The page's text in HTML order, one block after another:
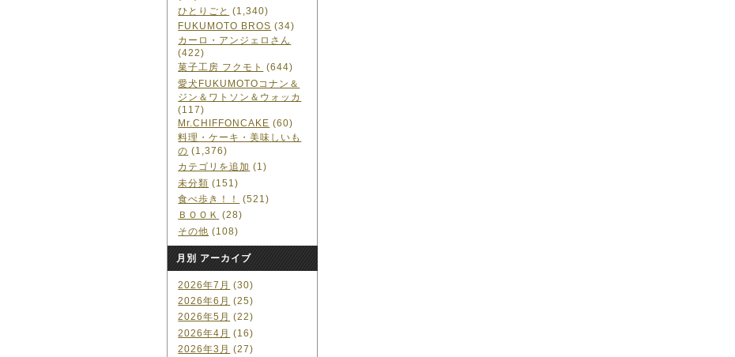
ひとりごと (1,340)
FUKUMOTO BROS (34)
カーロ・アンジェロさん
(422)
菓子工房 フクモト (644)
愛犬FUKUMOTOコナン＆
ジン＆ワトソン＆ウォッカ
(117)
Mr.CHIFFONCAKE (60)
料理・ケーキ・美味しいも
の (1,376)
カテゴリを追加 (1)
未分類 (151)
食べ歩き！！
(521)
ＢＯＯＫ (28)
その他 (108)
月別 アーカイブ
2026年7月 (30)
2026年6月 (25)
2026年5月 (22)
2026年4月 (16)
2026年3月 (27)